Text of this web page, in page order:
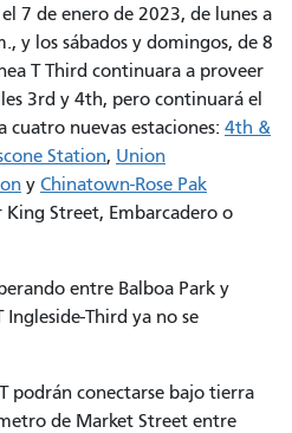
7 de enero de 2023, de lunes a
y los sábados y domingos, de 8
T Third continuara a proveer
3rd y 4th, pero continuará el
cuatro nuevas estaciones: 4th &
Station, Union
y Chinatown-Rose Pak
King Street, Embarcadero o
entre Balboa Park y
Third ya no se
podrán conectarse bajo tierra
de Market Street entre